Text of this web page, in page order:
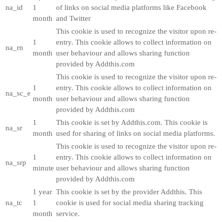
na_id
1
month
of links on social media platforms like Facebook
and Twitter
na_rn
1
month
This cookie is used to recognize the visitor upon re-
entry. This cookie allows to collect information on
user behaviour and allows sharing function
provided by Addthis.com
na_sc_e
1
month
This cookie is used to recognize the visitor upon re-
entry. This cookie allows to collect information on
user behaviour and allows sharing function
provided by Addthis.com
na_sr
1
month
This cookie is set by Addthis.com. This cookie is
used for sharing of links on social media platforms.
na_srp
1
minute
This cookie is used to recognize the visitor upon re-
entry. This cookie allows to collect information on
user behaviour and allows sharing function
provided by Addthis.com
na_tc
1 year
1
month
This cookie is set by the provider Addthis. This
cookie is used for social media sharing tracking
service.